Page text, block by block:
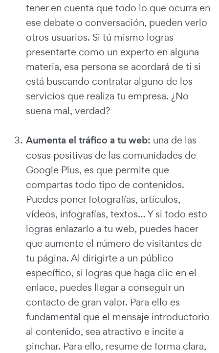
tener en cuenta que todo lo que ocurra en
ese debate o conversación, pueden verlo
otros usuarios. Si tú mismo logras
presentarte como un experto en alguna
materia, esa persona se acordará de ti si
está buscando contratar alguno de los
servicios que realiza tu empresa. ¿No
suena mal, verdad?
Aumenta el tráfico a tu web: una de las
cosas positivas de las comunidades de
Google Plus, es que permite que
compartas todo tipo de contenidos.
Puedes poner fotografías, artículos,
vídeos, infografías, textos… Y si todo esto
logras enlazarlo a tu web, puedes hacer
que aumente el número de visitantes de
tu página. Al dirigirte a un público
específico, si logras que haga clic en el
enlace, puedes llegar a conseguir un
contacto de gran valor. Para ello es
fundamental que el mensaje introductorio
al contenido, sea atractivo e incite a
pinchar. Para ello, resume de forma clara,